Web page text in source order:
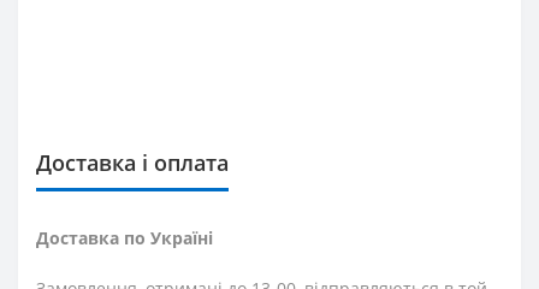
Доставка і оплата
Доставка по Україні